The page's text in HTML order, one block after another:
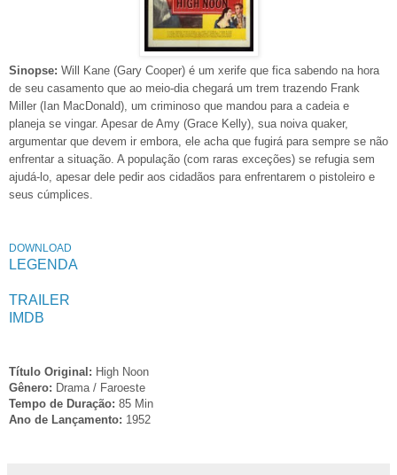
Sinopse: Will Kane (Gary Cooper) é um xerife que fica sabendo na hora
de seu casamento que ao meio-dia chegará um trem trazendo Frank
Miller (Ian MacDonald), um criminoso que mandou para a cadeia e
planeja se vingar. Apesar de Amy (Grace Kelly), sua noiva quaker,
argumentar que devem ir embora, ele acha que fugirá para sempre se não
enfrentar a situação. A população (com raras exceções) se refugia sem
ajudá-lo, apesar dele pedir aos cidadãos para enfrentarem o pistoleiro e
seus cúmplices.
DOWNLOAD
LEGENDA
TRAILER
IMDB
Título Original: High Noon
Gênero: Drama / Faroeste
Tempo de Duração: 85 Min
Ano de Lançamento: 1952